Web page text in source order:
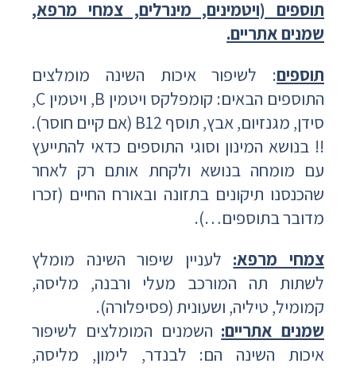
תוספים (ויטמינים, מינרלים, צמחי מרפא,
שמנים אתריים.
תוספים: לשיפור איכות השינה מומלצים
התוספים הבאים: קומפלקס ויטמין B, ויטמין C,
סידן, מגנזיום, אבץ, תוסף B12 (אם קיים חוסר).
!! בנושא המינון וסוגי התוספים כדאי להתייעץ
עם מומחה בנושא ולקחת אותם רק לאחר
שהכנסנו תיקונים בתזונה ובאורח החיים (זכרו
מדובר בתוספים…).
צמחי מרפא: לעניין שיפור השינה מומלץ
לשתות תה המורכב מעלי ורבנה, מליסה,
קמומיל, טיליה, ושעונית (פסיפלורה).
שמנים אתריים: השמנים המומלצים לשיפור
איכות השינה הם: לבנדר, לימון, מליסה,